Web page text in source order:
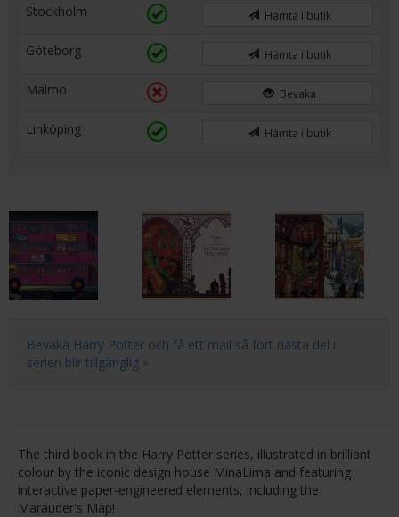
Stockholm Hämta i butik
Göteborg Hämta i butik
Malmö Bevaka
Linköping Hämta i butik
Bevaka Harry Potter och få ett mail så fort nästa del i
serien blir tillgänglig »
The third book in the Harry Potter series, illustrated in brilliant
colour by the iconic design house MinaLima and featuring
interactive paper-engineered elements, including the
Marauder's Map!